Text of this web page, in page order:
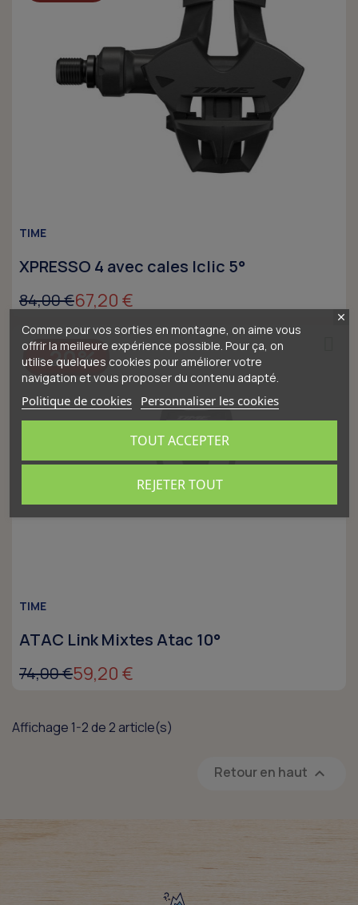
TIME
XPRESSO 4 avec cales Iclic 5°
84,00 €67,20 €
- 20%
TIME
ATAC Link Mixtes Atac 10°
74,00 €59,20 €
Affichage 1-2 de 2 article(s)
Retour en haut 
Comme pour vos sorties en montagne, on aime vous
offrir la meilleure expérience possible. Pour ça, on
utilise quelques cookies pour améliorer votre
navigation et vous proposer du contenu adapté.
Politique de cookies Personnaliser les cookies
REJETER TOUT
TOUT ACCEPTER